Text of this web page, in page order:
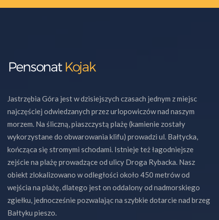
Jastrzębia Góra jest w dzisiejszych czasach jednym z miejsc
najczęściej odwiedzanych przez urlopowiczów nad naszym
morzem. Na śliczną, piaszczystą plażę (kamienie zostały
wykorzystane do obwarowania klifu) prowadzi ul. Bałtycka,
kończąca się stromymi schodami. Istnieje też łagodniejsze
zejście na plażę prowadzące od ulicy Droga Rybacka. Nasz
obiekt zlokalizowano w odległości około 450 metrów od
wejścia na plażę, dlatego jest on oddalony od nadmorskiego
zgiełku, jednocześnie pozwalając na szybkie dotarcie nad brzeg
Bałtyku pieszo.